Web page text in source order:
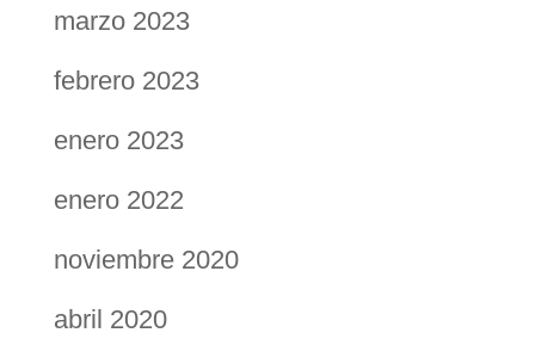
marzo 2023
febrero 2023
enero 2023
enero 2022
noviembre 2020
abril 2020